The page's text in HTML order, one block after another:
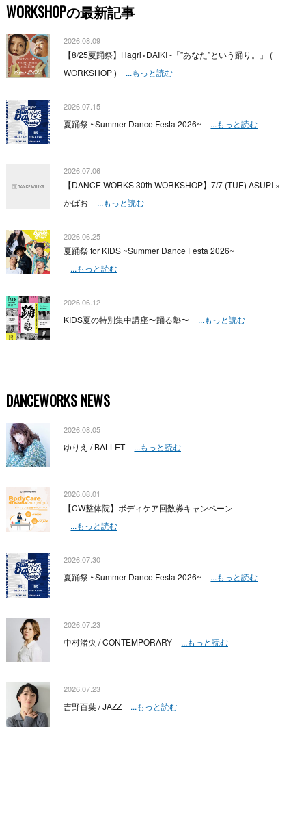
WORKSHOPの最新記事
2026.08.09
【8/25夏踊祭】Hagri×DAIKI -「”あなた”という踊り。」 (
WORKSHOP )
...もっと読む
2026.07.15
夏踊祭 ~Summer Dance Festa 2026~ ...もっと読む
2026.07.06
【DANCE WORKS 30th WORKSHOP】7/7 (TUE) ASUPI ×
かばお
...もっと読む
2026.06.25
夏踊祭 for KIDS ~Summer Dance Festa 2026~
...もっと読む
2026.06.12
KIDS夏の特別集中講座〜踊る塾〜 ...もっと読む
DANCEWORKS NEWS
2026.08.05
ゆりえ / BALLET ...もっと読む
2026.08.01
【CW整体院】ボディケア回数券キャンペーン
...もっと読む
2026.07.30
夏踊祭 ~Summer Dance Festa 2026~ ...もっと読む
2026.07.23
中村渚央 / CONTEMPORARY ...もっと読む
2026.07.23
吉野百葉 / JAZZ ...もっと読む